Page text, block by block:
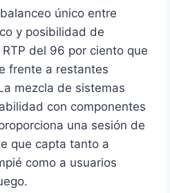
único entre
y posibilidad de
del 96 por ciento que
frente a restantes
mezcla de sistemas
con componentes
una sesión de
que capta tanto a
como a usuarios